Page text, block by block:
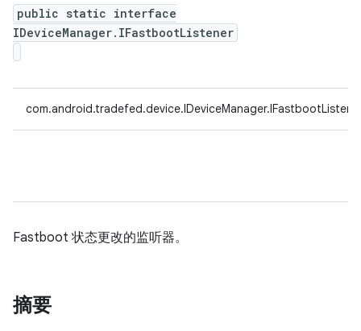
public static interface
IDeviceManager.IFastbootListener
Fastboot 状态更改的监听器。
摘要